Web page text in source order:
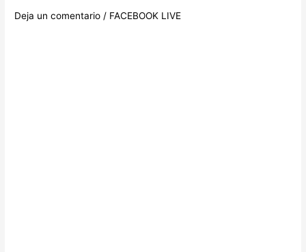
Deja un comentario / FACEBOOK LIVE
en